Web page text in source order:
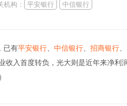
机构： 平安银行 中信银行
已有平安银行 中信银行 招商银行
收入首度转负，光大则是近年来净